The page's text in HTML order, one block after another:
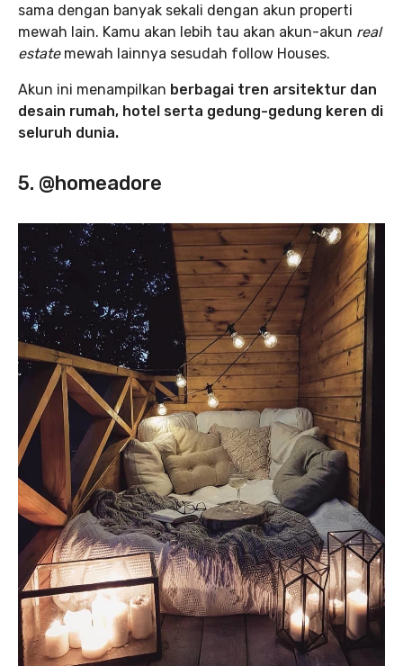
sama dengan banyak sekali dengan akun properti
mewah lain. Kamu akan lebih tau akan akun-akun real
estate mewah lainnya sesudah follow Houses.
Akun ini menampilkan berbagai tren arsitektur dan
desain rumah, hotel serta gedung-gedung keren di
seluruh dunia.
5. @homeadore